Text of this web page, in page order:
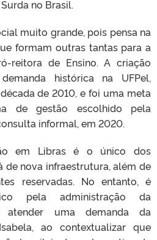
no Brasil.
muito grande, pois pensa na
formam outras tantas para a
reitora de Ensino. A criação
histórica na UFPel,
de 2010, e foi uma meta
de gestão escolhido pela
informal, em 2020.
em Libras é o único dos
de nova infraestrutura, além de
reservadas. No entanto, é
pela administração da
atender uma demanda da
ao contextualizar que